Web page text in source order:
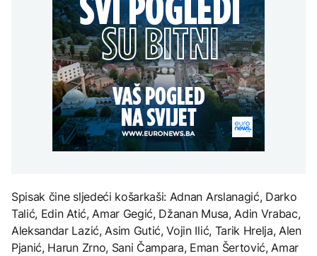
Rudari u teškom stanju,
dvojici ukazana Hitna
medicinska pomoć
pitanje, Košarac traži
odgovore
AKTUELNO
Protest u RMU Zenica:
Rudari u teškom stanju,
dvojici ukazana Hitna
medicinska pomoć
AKTUELNO
Europol: U Srbiji i
Njemačkoj uhapšeni
krijumčari koji su
prebacivali migrante iz
Sirije
Svjetske cijene hrane
najviše u posljednje tri
godine
AKTUELNO
Plovidba Hormuškim
moreuzom neće biti
naplaćivana do
konačnog sporazuma s
djece moraju platiti 942
miliona dolara
KULTURA
Rat i pijesak prijete
drevnim piramidama
Meroe u Sudanu
Rihanna radi na novom
albumu
Spisak čine sljedeći košarkaši: Adnan Arslanagić, Darko
Talić, Edin Atić, Amar Gegić, Džanan Musa, Adin Vrabac,
Aleksandar Lazić, Asim Gutić, Vojin Ilić, Tarik Hrelja, Alen
Pjanić, Harun Zrno, Sani Čampara, Eman Šertović, Amar